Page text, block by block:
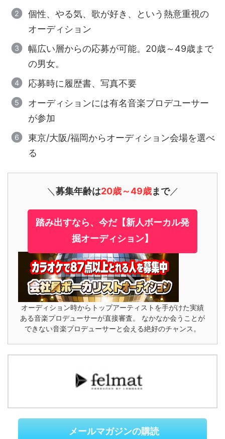
個性、やる気、歌が好き、という熱意重視の
オーディション
幅広い層からの応募が可能。20歳～49歳まで
の男女。
応募時に履歴書、写真不要
オーディションには有名音楽プロデユーサー
が参加
東京/大阪/福岡からオーディション会場を選べ
る
＼ 募集年齢は20歳～49歳まで／
踏み出すなら、今だ【新人ボーカル発
掘オーディション】
オーディション時からトップアーティストを手がけた実績
ある音楽プロデューサーが直接審査。 なかなか会うことが
できない音楽プロデューサーと会える絶好のチャンス。
メールマガジンの購読